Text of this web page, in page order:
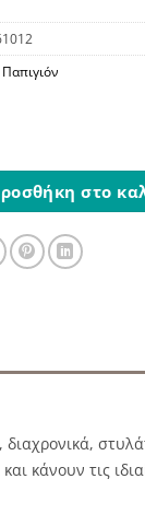
ποσότητα
στο
διαχρονικά,
κάνουν τις